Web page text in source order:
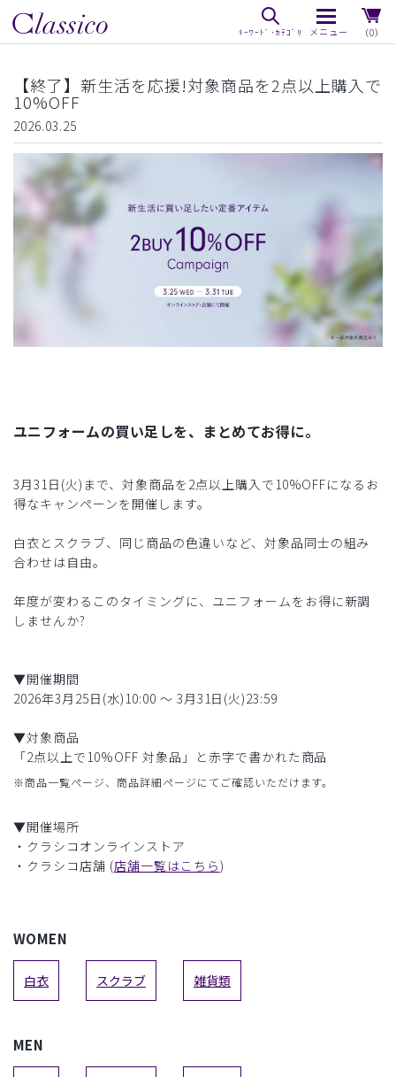
（0）
【終了】新生活を応援!対象商品を2点以上購入で
10%OFF
2026.03.25
ユニフォームの買い足しを、まとめてお得に。
3月31日(火)まで、対象商品を2点以上購入で10%OFFになるお
得なキャンペーンを開催します。
白衣とスクラブ、同じ商品の色違いなど、対象品同士の組み
合わせは自由。
年度が変わるこのタイミングに、ユニフォームをお得に新調
しませんか?
▼開催期間
2026年3月25日(水)10:00 〜 3月31日(火)23:59
▼対象商品
「2点以上で10%OFF 対象品」と赤字で書かれた商品
※商品一覧ページ、商品詳細ページにてご確認いただけます。
▼開催場所
・クラシコオンラインストア
・クラシコ店舗 (店舗一覧はこちら)
WOMEN
白衣 スクラブ 雑貨類
MEN